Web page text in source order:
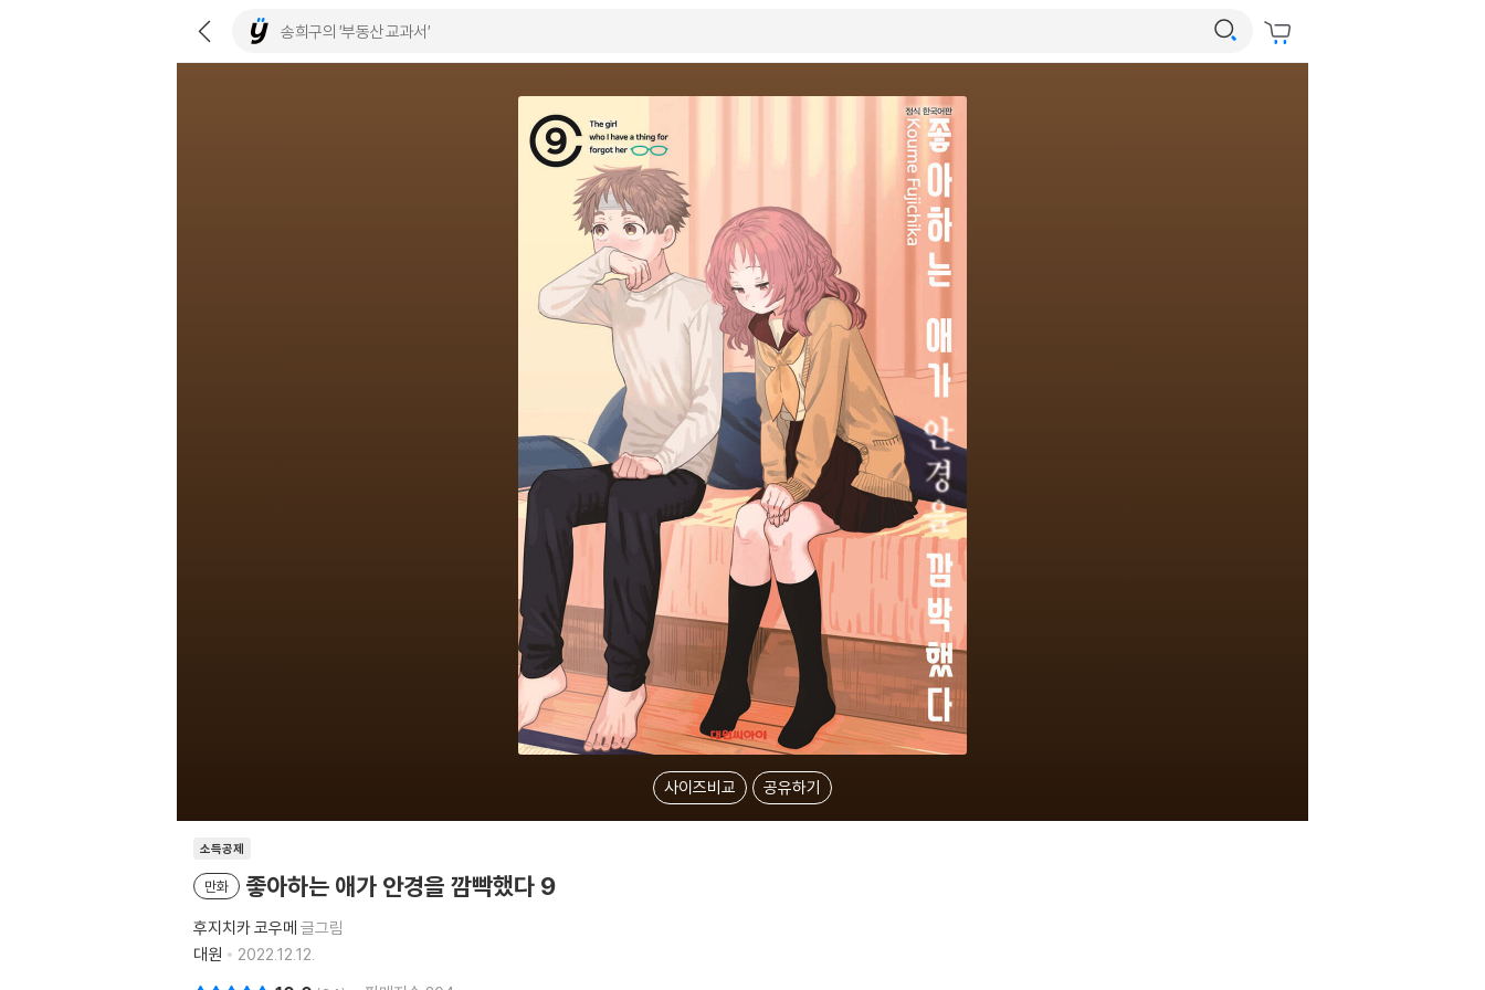
사이즈비교 공유하기
소득공제
만화 좋아하는 애가 안경을 깜빡했다 9
후지치카 코우메 글그림
대원
2022.12.12.